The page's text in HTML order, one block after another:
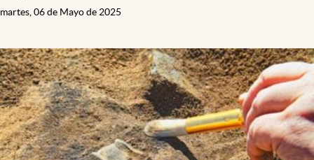
martes, 06 de Mayo de 2025